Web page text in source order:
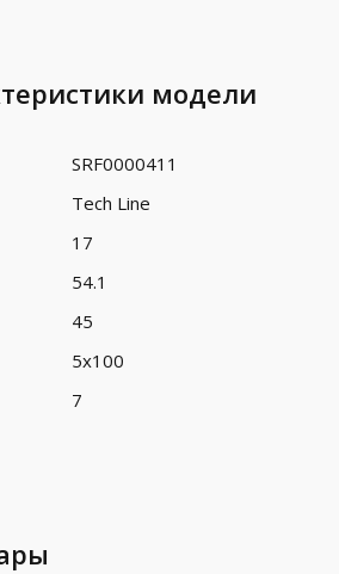
модели
SRF0000411
Tech Line
17
54.1
45
5x100
7